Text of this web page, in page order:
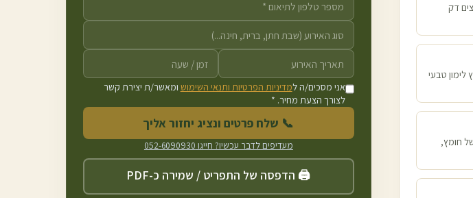
דק
לימון טבעי
חומץ,
אני מסכים/ה למדיניות הפרטיות ותנאי השימוש ומאשר/ת יצירת קשר
לצורך הצעת מחיר. *
📞 שלח פרטים ונציג יחזור אליך
מעדיפים לדבר עכשיו? חייגו 052-6090930
🖨️ הדפסה של התפריט / שמירה כ-PDF